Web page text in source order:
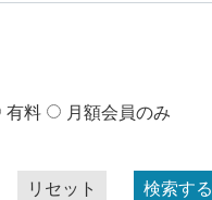
有料 月額会員のみ
リセット 検索する